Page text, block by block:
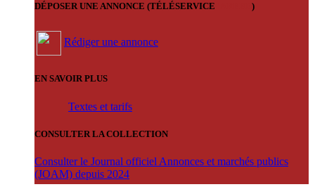
DÉPOSER UNE ANNONCE (TÉLÉSERVICE )
Rédiger une annonce
EN SAVOIR PLUS
Textes et tarifs
CONSULTER LA COLLECTION
Consulter le Journal officiel Annonces et marchés publics
(JOAM) depuis 2024